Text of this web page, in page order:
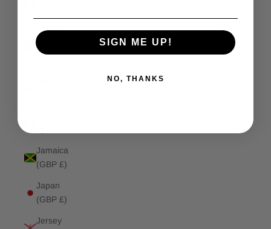
Isle of
Man (GBP
Jamaica
(GBP £)
Japan
(GBP £)
Jersey
SIGN ME UP!
NO, THANKS